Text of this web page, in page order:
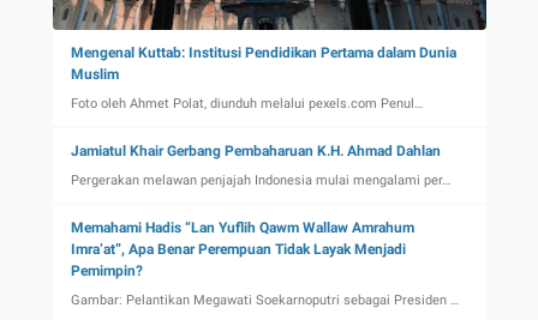
Mengenal Kuttab: Institusi Pendidikan Pertama dalam Dunia
Muslim
Foto oleh Ahmet Polat, diunduh melalui pexels.com Penul…
Jamiatul Khair Gerbang Pembaharuan K.H. Ahmad Dahlan
Pergerakan melawan penjajah Indonesia mulai mengalami per…
Memahami Hadis “Lan Yuflih Qawm Wallaw Amrahum
Imra’at”, Apa Benar Perempuan Tidak Layak Menjadi
Pemimpin?
Gambar: Pelantikan Megawati Soekarnoputri sebagai Presiden …